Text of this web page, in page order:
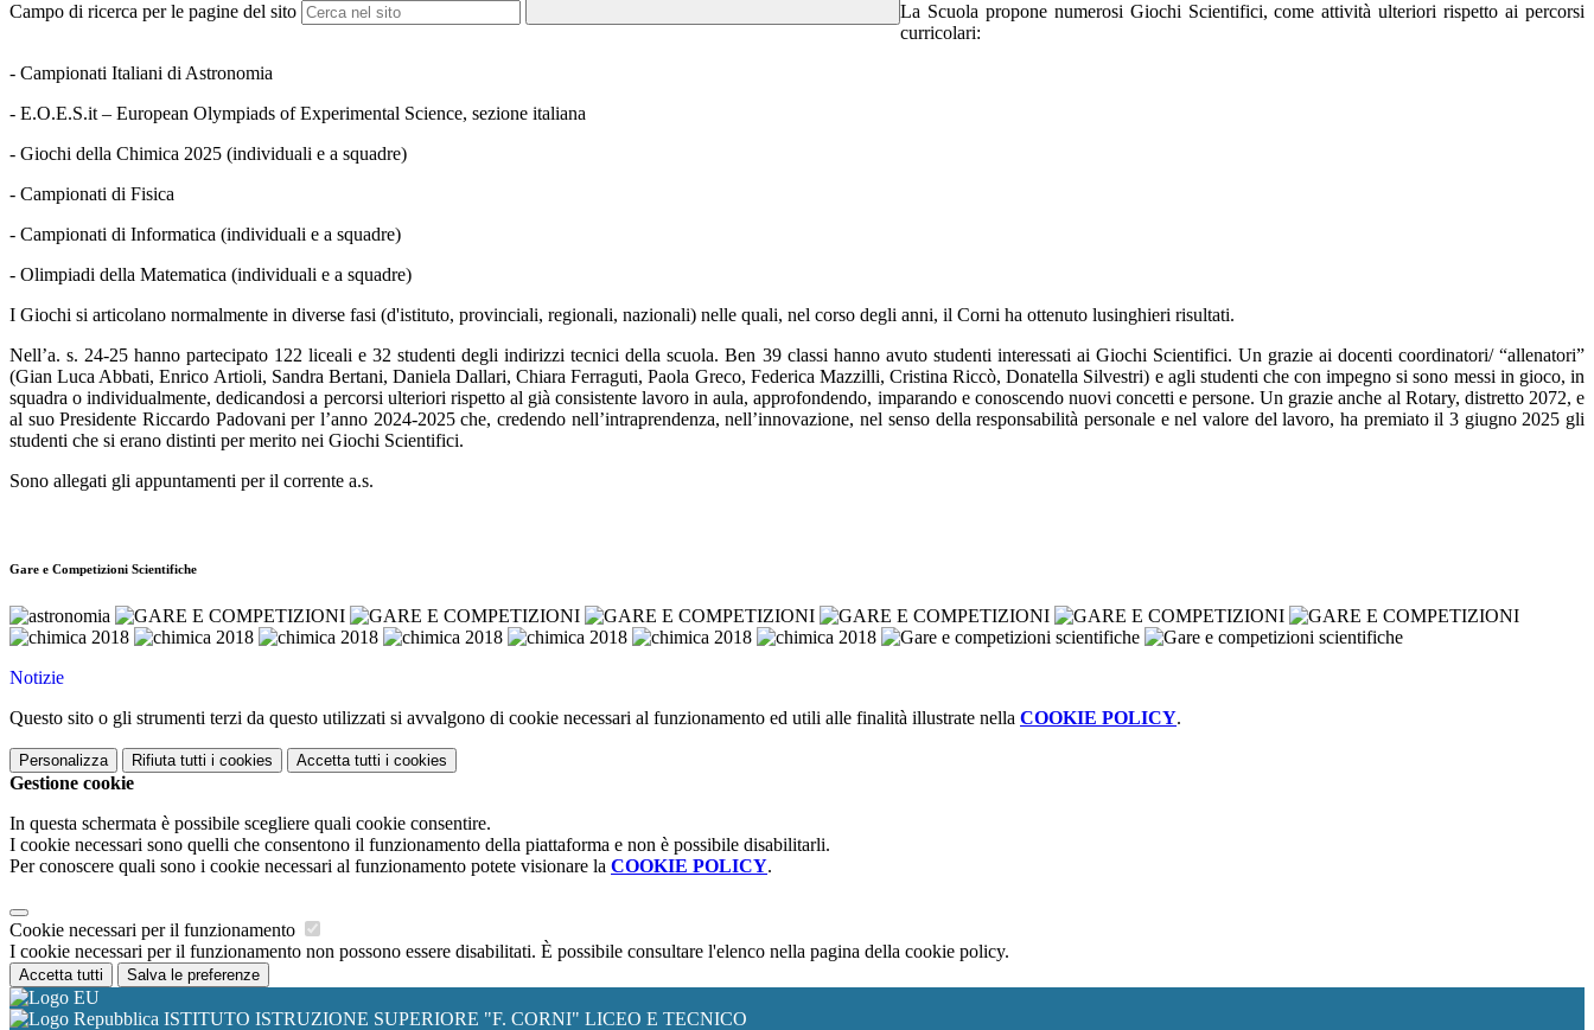
Campo di ricerca per le pagine del sito
La Scuola propone numerosi Giochi Scientifici, come attività ulteriori rispetto ai percorsi
curricolari:
- Campionati Italiani di Astronomia
- E.O.E.S.it – European Olympiads of Experimental Science, sezione italiana
- Giochi della Chimica 2025 (individuali e a squadre)
- Campionati di Fisica
- Campionati di Informatica (individuali e a squadre)
- Olimpiadi della Matematica (individuali e a squadre)
I Giochi si articolano normalmente in diverse fasi (d'istituto, provinciali, regionali, nazionali) nelle quali, nel corso degli anni, il Corni ha ottenuto lusinghieri risultati.
Nell’a. s. 24-25 hanno partecipato 122 liceali e 32 studenti degli indirizzi tecnici della scuola. Ben 39 classi hanno avuto studenti interessati ai Giochi Scientifici. Un grazie ai docenti coordinatori/ “allenatori”
(Gian Luca Abbati, Enrico Artioli, Sandra Bertani, Daniela Dallari, Chiara Ferraguti, Paola Greco, Federica Mazzilli, Cristina Riccò, Donatella Silvestri) e agli studenti che con impegno si sono messi in gioco, in
squadra o individualmente, dedicandosi a percorsi ulteriori rispetto al già consistente lavoro in aula, approfondendo, imparando e conoscendo nuovi concetti e persone. Un grazie anche al Rotary, distretto 2072, e
al suo Presidente Riccardo Padovani per l’anno 2024-2025 che, credendo nell’intraprendenza, nell’innovazione, nel senso della responsabilità personale e nel valore del lavoro, ha premiato il 3 giugno 2025 gli
studenti che si erano distinti per merito nei Giochi Scientifici.
Sono allegati gli appuntamenti per il corrente a.s.
Gare e Competizioni Scientifiche
Notizie
Questo sito o gli strumenti terzi da questo utilizzati si avvalgono di cookie necessari al funzionamento ed utili alle finalità illustrate nella COOKIE POLICY.
Personalizza Rifiuta tutti i cookies Accetta tutti i cookies
Gestione cookie
In questa schermata è possibile scegliere quali cookie consentire.
I cookie necessari sono quelli che consentono il funzionamento della piattaforma e non è possibile disabilitarli.
Per conoscere quali sono i cookie necessari al funzionamento potete visionare la COOKIE POLICY.
Cookie necessari per il funzionamento
I cookie necessari per il funzionamento non possono essere disabilitati. È possibile consultare l'elenco nella pagina della cookie policy.
Accetta tutti Salva le preferenze
ISTITUTO ISTRUZIONE SUPERIORE "F. CORNI" LICEO E TECNICO